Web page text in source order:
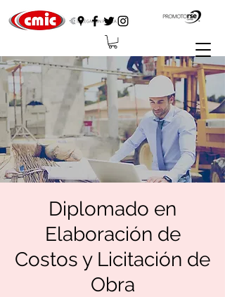
Diplomado en
Elaboración de
Costos y Licitación de
Obra